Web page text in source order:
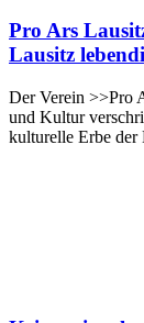
Pro Ars
Lausitz
Der Verein >>Pro
und Kultur
kulturelle Erbe der